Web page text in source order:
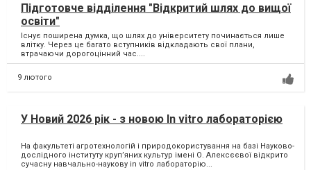
Підготовче відділення "Відкритий шлях до вищої
освіти"
Існує поширена думка, що шлях до університету починається лише
влітку. Через це багато вступників відкладають свої плани,
втрачаючи дорогоцінний час....
9 лютого
У Новий 2026 рік - з новою In vitro лабораторією
На факультеті агротехнологій і природокористування на базі Науково-
дослідного інституту круп’яних культур імені О. Алексєєвої відкрито
сучасну навчально-наукову in vitro лабораторію...